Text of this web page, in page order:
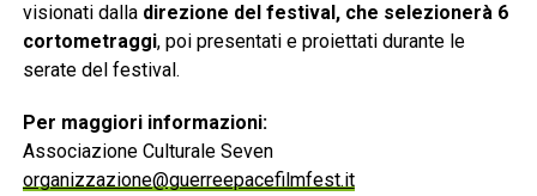
visionati dalla direzione del festival, che selezionerà 6
cortometraggi, poi presentati e proiettati durante le
serate del festival.
Per maggiori informazioni:
Associazione Culturale Seven
organizzazione@guerreepacefilmfest.it